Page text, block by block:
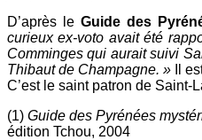
D’après le Guide des
curieux ex-voto avait été
Comminges qui aurait suivi
Thibaut de Champagne. »
Il
C’est le saint patron de Saint-
(1) Guide des Pyrénées
édition Tchou, 2004